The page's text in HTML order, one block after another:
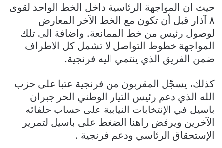
حيث ان المواجهة الرئاسية داخل الخط الواحد لقوى
٨ آذار قبل أن تكون مع الخط الآخر المعارض
لوصول رئيس من خط الممانعة. واضافة الى تلك
المواجهة خطوط التواصل لا تشمل كل الاطراف
ضمن الفريق الذي ينتمي اليه فرنجية.
كذلك، يسجّل المقربون من فرنجية عتبا على حزب
الله الذي دعم رئيس التيار الوطني الحر جبران
باسيل في الإنتخابات النيابية على حساب حلفائه
الآخرين ويرفض راهنا الضغط على باسيل لتمرير
الإستحقاق الرئاسي ودعم فرنجية .